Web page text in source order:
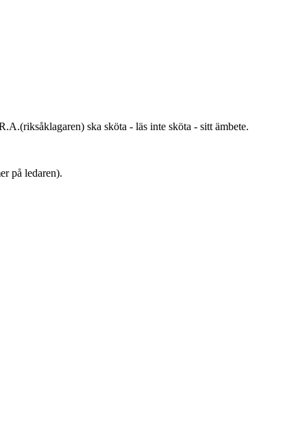
ska sköta - läs inte sköta - sitt ämbete.
på ledaren).